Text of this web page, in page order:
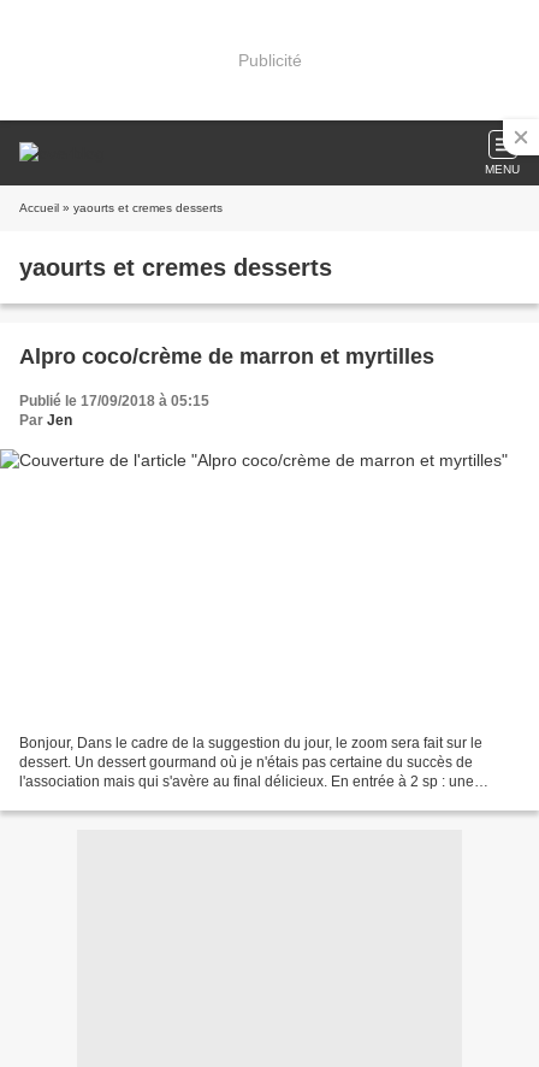
Publicité
MENU
Accueil » yaourts et cremes desserts
yaourts et cremes desserts
Alpro coco/crème de marron et myrtilles
Publié le 17/09/2018 à 05:15
Par Jen
Bonjour, Dans le cadre de la suggestion du jour, le zoom sera fait sur le
dessert. Un dessert gourmand où je n'étais pas certaine du succès de
l'association mais qui s'avère au final délicieux. En entrée à 2 sp : une